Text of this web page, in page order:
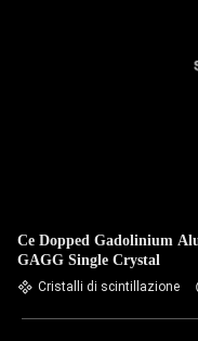
Ce Dopped Gadolinium
GAGG Single Crystal
Cristalli di scintillazione